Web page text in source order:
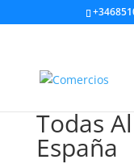
Todas
España